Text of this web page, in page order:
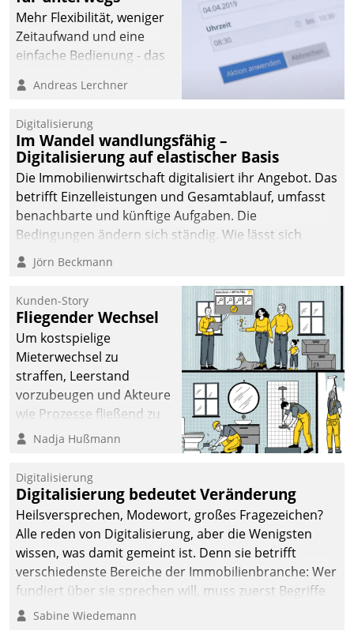
Mehr Flexibilität, weniger
Zeitaufwand und eine
einfache Bedienung - das
Cockpit für mobile
Datatrain. Die meravis
Wohnungsbau- und
Immobilien GmbH hat
sich dabei für den Betrieb
der Lösung über die SAP
Cloud Platform
entschieden - als erstes
Unternehmen am
Andreas Lerchner
Digitalisierung
Im Wandel wandlungsfähig –
Digitalisierung auf elastischer Basis
Die Immobilienwirtschaft digitalisiert ihr Angebot. Das
betrifft Einzelleistungen und Gesamtablauf, umfasst
benachbarte und künftige Aufgaben. Die
Bedingungen ändern sich ständig. Wie lässt sich
technisch die Kontrolle wahren und zugleich Freiraum
fürs Wachsen öffnen?
Jörn Beckmann
Kunden-Story
Fliegender Wechsel
Um kostspielige
Mieterwechsel zu
straffen, Leerstand
vorzubeugen und Akteure
wie Prozesse fließend zu
vernetzen, nutzt die
Jahresbeginn eine
Überblick, Einsicht und
Eingriff bietende Lösung.
Zur Entwicklung setzte
man auf
Cloudtechnologie,
bewährte und Startup-
agile Projektmethoden.
Nadja Hußmann
Digitalisierung
Digitalisierung bedeutet Veränderung
Heilsversprechen, Modewort, großes Fragezeichen?
Alle reden von Digitalisierung, aber die Wenigsten
wissen, was damit gemeint ist. Denn sie betrifft
verschiedenste Bereiche der Immobilienbranche: Wer
fundiert über sie sprechen will, muss zuerst Begriffe
klären. Ein Aspekt ist die betriebliche Optimierung:
Sabine Wiedemann